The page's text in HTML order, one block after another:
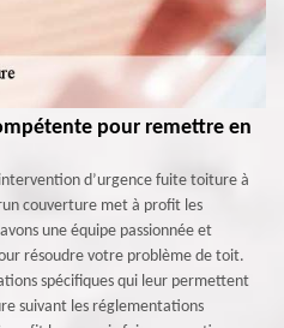
pour remettre en
d’urgence fuite toiture à
couverture met à profit les
une équipe passionnée et
résoudre votre problème de toit.
spécifiques qui leur permettent
suivant les réglementations